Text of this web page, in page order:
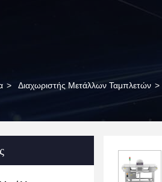
> Διαχωριστής Μετάλλων Ταμπλετών >